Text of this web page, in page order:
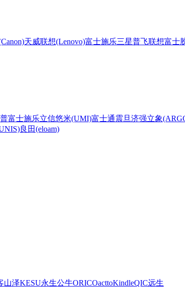
天威联想(Lenovo)富士施乐三星普飞联想富士
富士施乐立信悠米(UMI)富士通震旦济强立象
良田(eloam)
山泽KESU永生公牛ORICOacttoKindleQIC远生